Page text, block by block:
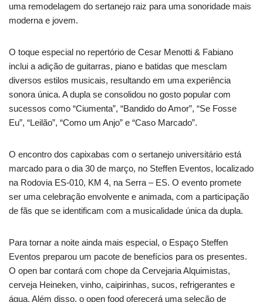
uma remodelagem do sertanejo raiz para uma sonoridade mais
moderna e jovem.
O toque especial no repertório de Cesar Menotti & Fabiano
inclui a adição de guitarras, piano e batidas que mesclam
diversos estilos musicais, resultando em uma experiência
sonora única. A dupla se consolidou no gosto popular com
sucessos como “Ciumenta”, “Bandido do Amor”, “Se Fosse
Eu”, “Leilão”, “Como um Anjo” e “Caso Marcado”.
O encontro dos capixabas com o sertanejo universitário está
marcado para o dia 30 de março, no Steffen Eventos, localizado
na Rodovia ES-010, KM 4, na Serra – ES. O evento promete
ser uma celebração envolvente e animada, com a participação
de fãs que se identificam com a musicalidade única da dupla.
Para tornar a noite ainda mais especial, o Espaço Steffen
Eventos preparou um pacote de benefícios para os presentes.
O open bar contará com chope da Cervejaria Alquimistas,
cerveja Heineken, vinho, caipirinhas, sucos, refrigerantes e
água. Além disso, o open food oferecerá uma seleção de